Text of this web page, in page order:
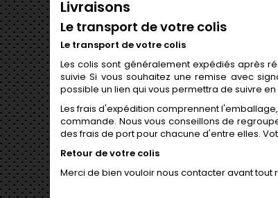
Livraisons
Le transport de votre colis
Le transport de votre colis
Les colis sont généralement expédiés après
suivie Si vous souhaitez une remise avec
possible un lien qui vous permettra de suivre
Les frais d'expédition comprennent
commande. Nous vous conseillons de
des frais de port pour chacune d'entre elles.
Retour de votre colis
Merci de bien vouloir nous contacter avant